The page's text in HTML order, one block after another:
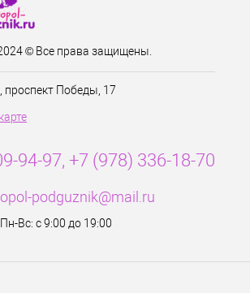
© Все права защищены.
проспект Победы, 17
94-97, +7 (978) 336-18-70
podguznik@mail.ru
Вс: с 9:00 до 19:00